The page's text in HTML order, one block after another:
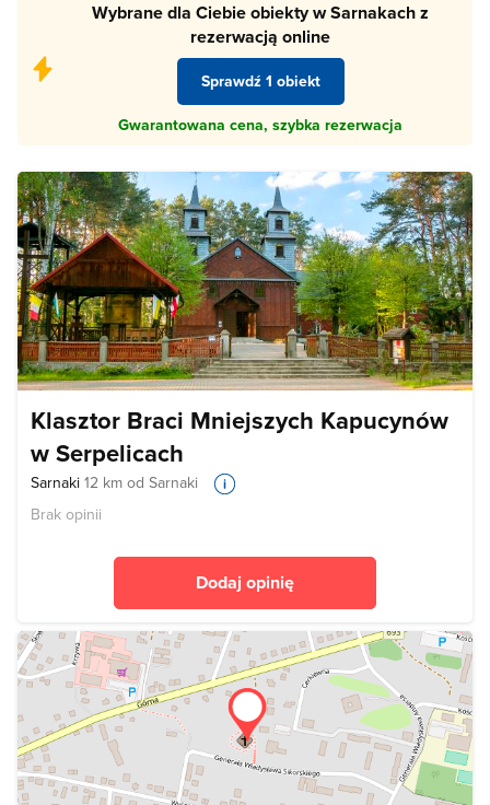
Wybrane dla Ciebie obiekty w Sarnakach z
rezerwacją online
Sprawdź 1 obiekt
Gwarantowana cena, szybka rezerwacja
Klasztor Braci Mniejszych Kapucynów
w Serpelicach
Sarnaki 12 km od Sarnaki
Brak opinii
Dodaj opinię